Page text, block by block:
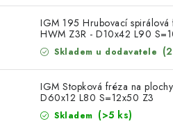
NÁSTROJE PRO FRÉZOVÁNÍ
NÁSTROJE PRO ŘEZÁNÍ KOVU
POTŘEBUJI DOBRÝ STROJ
KONTAKTY
IGM 195 Hrubovací
HWM Z3R - D10x42 L90
Skladem u dodavatele
IGM Stopková fréza na
D60x12 L80 S=12x50 Z3
Skladem (>5 ks)